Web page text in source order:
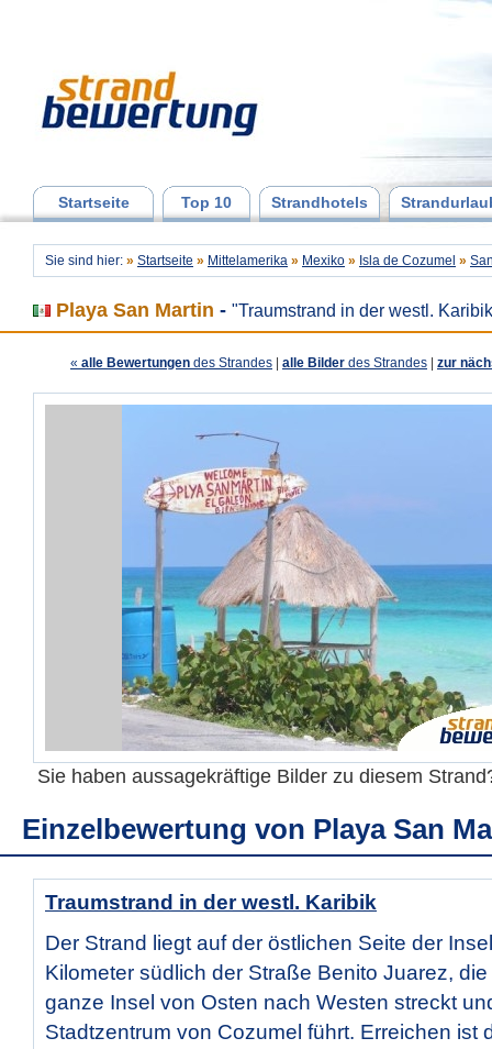
Startseite Top 10 Strandhotels
Sie sind hier: » Startseite » Mittelamerika » Mexiko » Isla de Cozumel »
Playa San Martin - "Traumstrand in der westl.
« alle Bewertungen des Strandes alle Bilder des Strandes zur
Sie haben aussagekräftige Bilder zu diesem
Einzelbewertung von Playa San
Traumstrand in der westl. Karibik
Der Strand liegt auf der östlichen Seite der
Kilometer südlich der Straße Benito Juarez,
ganze Insel von Osten nach Westen streckt
Stadtzentrum von Cozumel führt. Erreichen ist